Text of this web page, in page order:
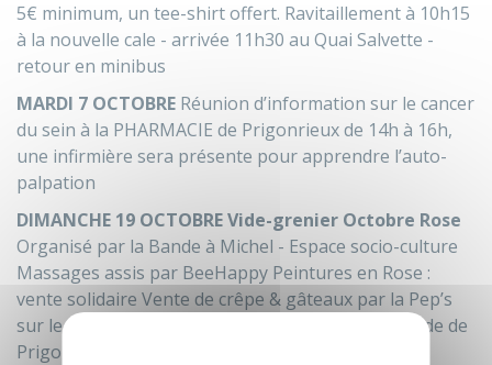
5€ minimum, un tee-shirt offert. Ravitaillement à 10h15
à la nouvelle cale - arrivée 11h30 au Quai Salvette -
retour en minibus
MARDI 7 OCTOBRE Réunion d’information sur le cancer
du sein à la PHARMACIE de Prigonrieux de 14h à 16h,
une infirmière sera présente pour apprendre l’auto-
palpation
DIMANCHE 19 OCTOBREVide-grenier Octobre Rose
Organisé par la Bande à Michel - Espace socio-culture
Massages assis par BeeHappy Peintures en Rose :
vente solidaire Vente de crêpe & gâteaux par la Pep’s
sur le marché Match de Rugby en Rose - 15h - Stade de
Prigonrieux Venez supporter le RCP en rose !